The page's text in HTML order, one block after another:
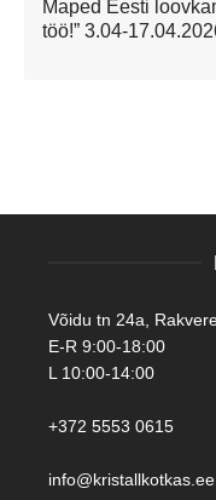
Maped Eesti
töö!” 3.04-
Võidu tn 24a,
E-R 9:00-18:00
L 10:00-14:00
+372 5553 0615
info@kristallkotkas.ee